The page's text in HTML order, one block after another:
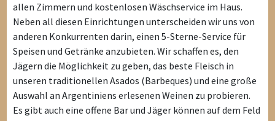
allen Zimmern und kostenlosen Wäschservice im Haus.
Neben all diesen Einrichtungen unterscheiden wir uns von
anderen Konkurrenten darin, einen 5-Sterne-Service für
Speisen und Getränke anzubieten. Wir schaffen es, den
Jägern die Möglichkeit zu geben, das beste Fleisch in
unseren traditionellen Asados ​​(Barbeques) und eine große
Auswahl an Argentiniens erlesenen Weinen zu probieren.
Es gibt auch eine offene Bar und Jäger können auf dem Feld